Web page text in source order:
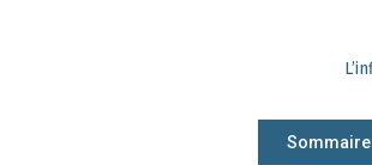
Sommaire